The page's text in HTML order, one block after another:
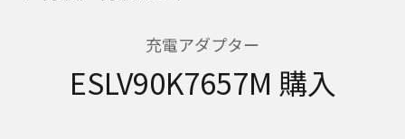
充電アダプター
ESLV90K7657M 購入